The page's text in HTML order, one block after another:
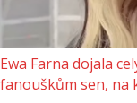
Ewa Farna dojala
fanouškům sen, na